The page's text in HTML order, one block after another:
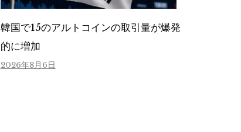
韓国で15のアルトコインの取引量が爆発
的に増加
2026年8月6日